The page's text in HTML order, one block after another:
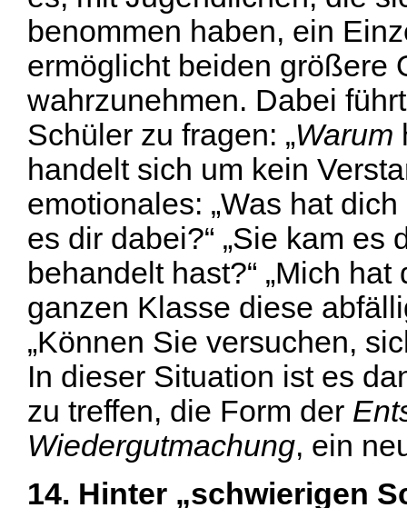
benommen haben, ein
ermöglicht beiden größere
wahrzunehmen. Dabei
Schüler zu fragen: „Warum
handelt sich um kein
emotionales: „Was hat
es dir dabei?“ „Sie kam
behandelt hast?“ „Mich
ganzen Klasse diese
„Können Sie versuchen,
In dieser Situation ist es
zu treffen, die Form der
Wiedergutmachung, ein
14. Hinter „schwierigen